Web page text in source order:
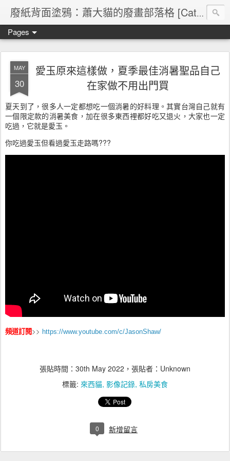
廢紙背面塗鴉：蕭大貓的廢畫部落格 [Cat's blog]
Pages
MAY
30
愛玉原來這樣做，夏季最佳消暑聖品自己
在家做不用出門買
夏天到了，很多人一定都想吃一個消暑的好料理。其實台灣自己就有
一個限定款的消暑美食，加在很多東西裡都好吃又退火，大家也一定
吃過，它就是愛玉。
你吃過愛玉但看過愛玉走路嗎???
頻道訂閱>> https://www.youtube.com/c/JasonShaw/
張貼時間： 30th May 2022 ，張貼者：Unknown
標籤: 來西貓 影像記錄 私房美食
0 新增留言